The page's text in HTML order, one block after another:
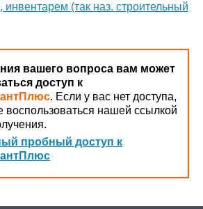
(так наз. строительный
вашего вопроса вам может
доступ к
. Если у вас нет доступа,
воспользоваться нашей ссылкой
пробный доступ к